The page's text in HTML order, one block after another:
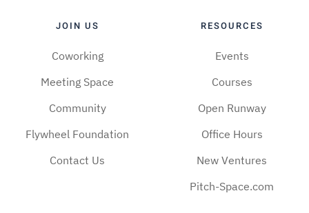
JOIN US
Coworking
Meeting Space
Community
Flywheel Foundation
Contact Us
RESOURCES
Events
Courses
Open Runway
Office Hours
New Ventures
Pitch-Space.com